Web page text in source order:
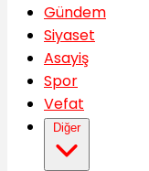
Gündem
Siyaset
Asayiş
Spor
Vefat
Diğer